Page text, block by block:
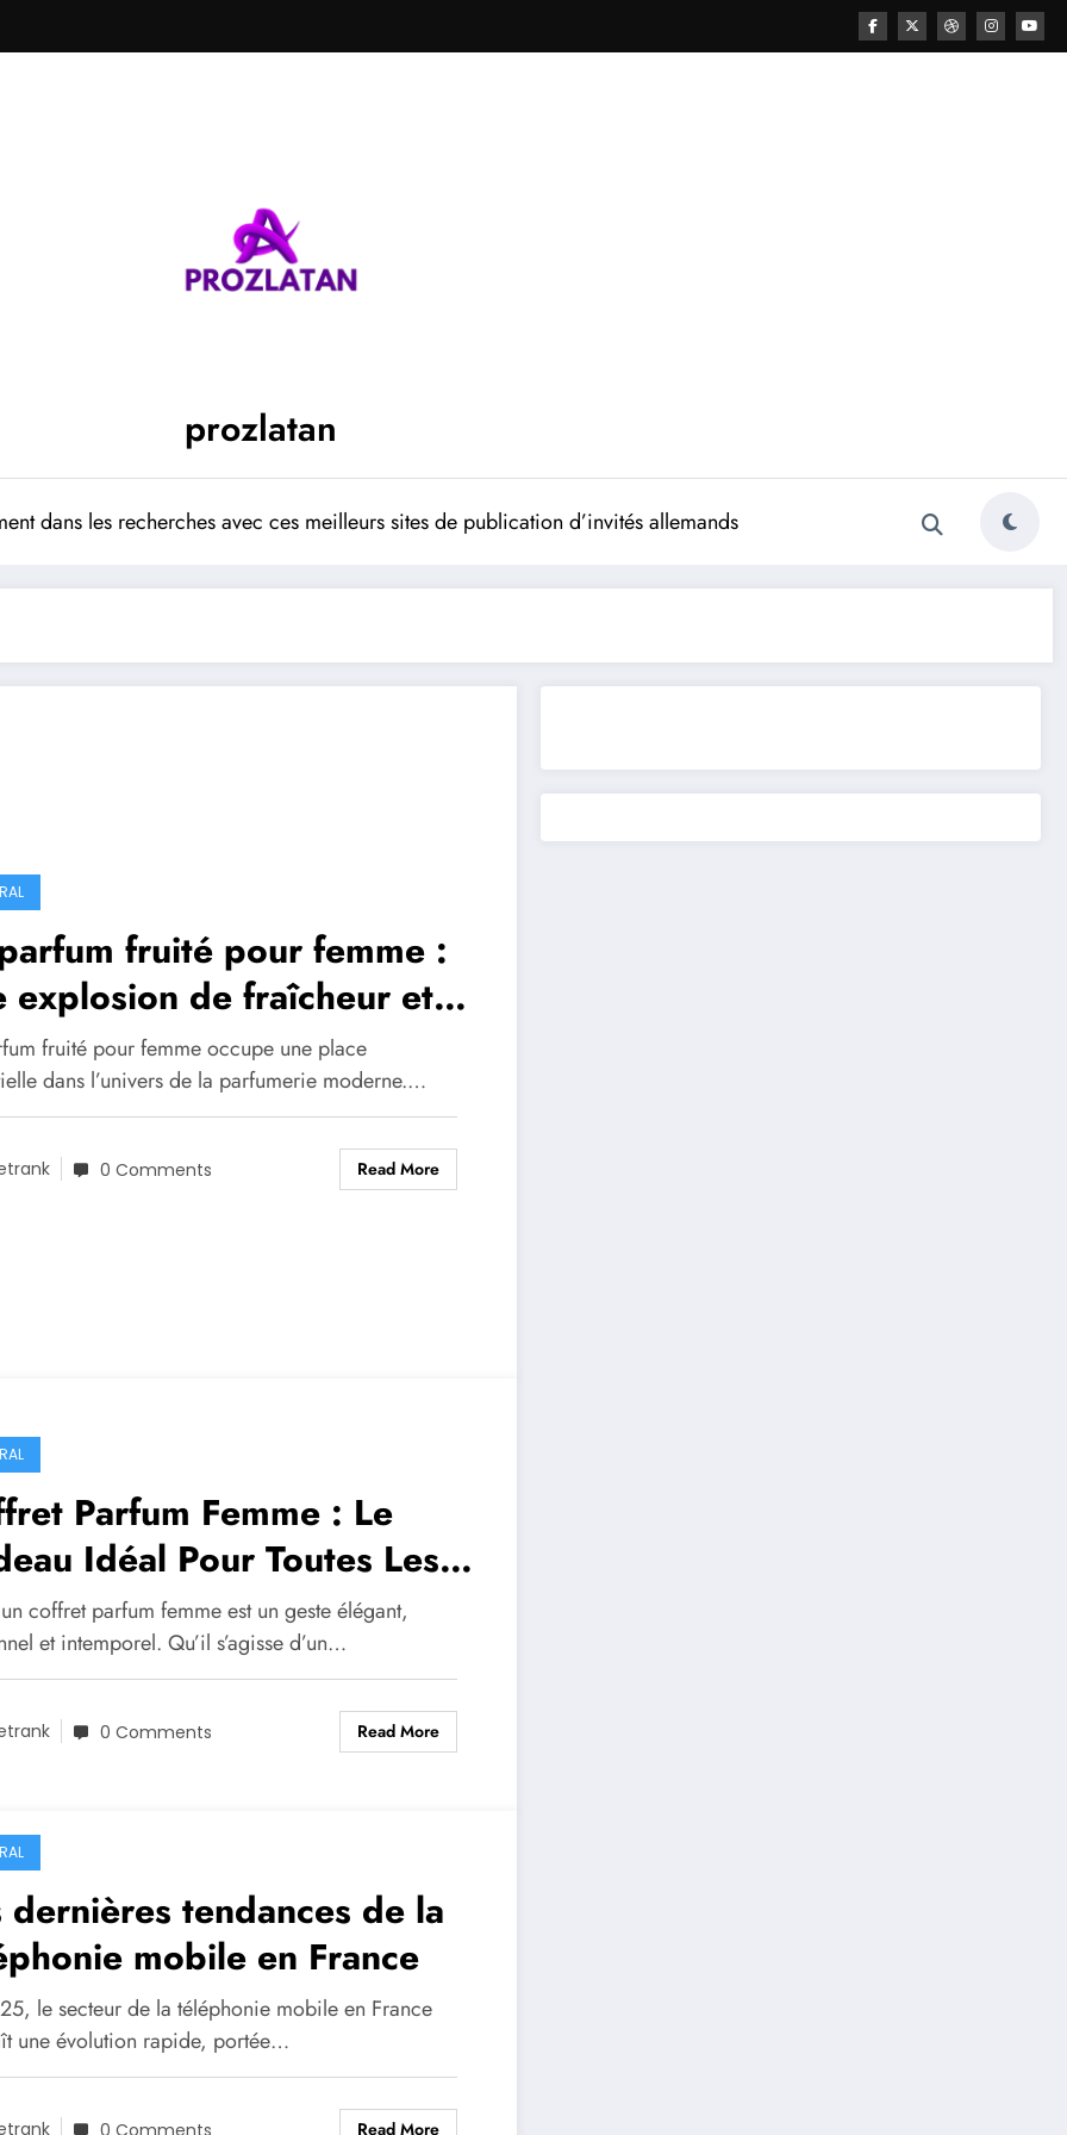
prozlatan
dans les recherches avec ces meilleurs sites de publication d’invités allemands
fruité pour femme :
explosion de fraîcheur et
fruité pour femme occupe une place
dans l’univers de la parfumerie moderne.…
0 Comments Read More
Parfum Femme : Le
Idéal Pour Toutes Les
coffret parfum femme est un geste élégant,
et intemporel. Qu’il s’agisse d’un…
0 Comments Read More
dernières tendances de la
mobile en France
le secteur de la téléphonie mobile en France
une évolution rapide, portée…
0 Comments Read More